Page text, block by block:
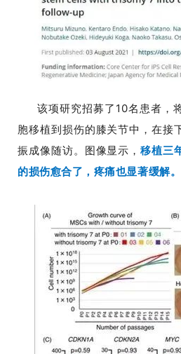
该项研究招募了10名患者，
胞移植到损伤的膝关节中，在接
振成像随访。图像显示，移植三
的损伤愈合了，疼痛也显著缓解。